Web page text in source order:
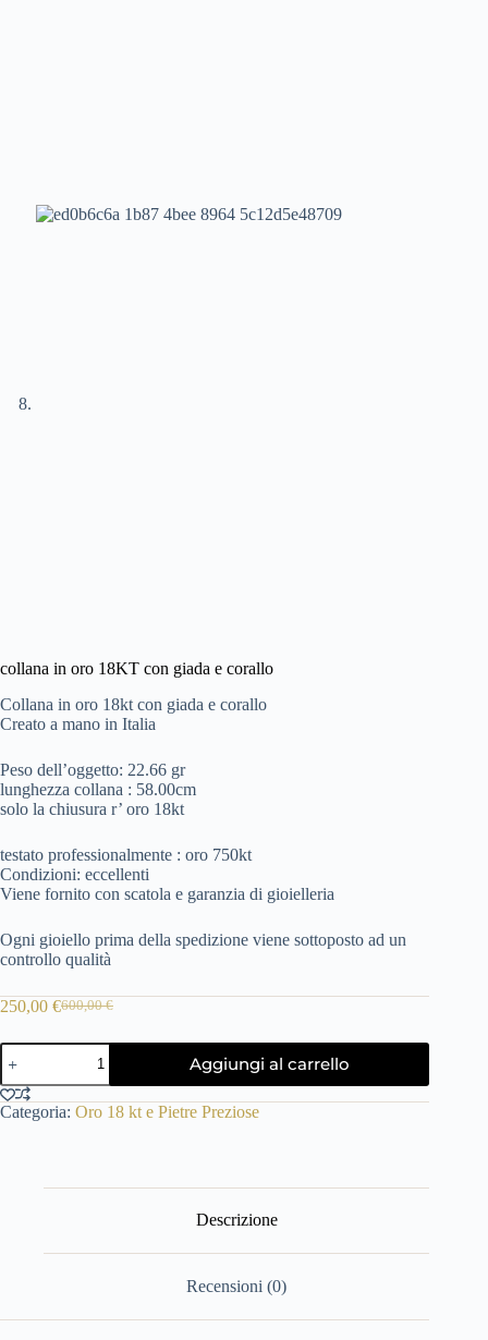
collana in oro 18KT con giada e corallo
Collana in oro 18kt con giada e corallo
Creato a mano in Italia
Peso dell’oggetto: 22.66 gr
lunghezza collana : 58.00cm
solo la chiusura r’ oro 18kt
testato professionalmente : oro 750kt
Condizioni: eccellenti
Viene fornito con scatola e garanzia di gioielleria
Ogni gioiello prima della spedizione viene sottoposto ad un
controllo qualità
600,00€
Il
600,00 €.
250,00 €Il
250,00 €.
collana
in
oro
18KT
con
Aggiungi al carrello
Categoria: Oro 18 kt e Pietre Preziose
Descrizione
Recensioni (0)